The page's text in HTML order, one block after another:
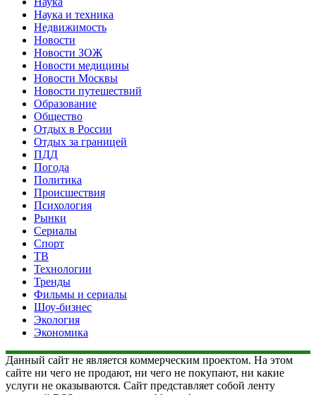
Наука и техника
Недвижимость
Новости
Новости ЗОЖ
Новости медицины
Новости Москвы
Новости путешествий
Образование
Общество
Отдых в России
Отдых за границей
ПДД
Погода
Политика
Происшествия
Психология
Рынки
Сериалы
Спорт
ТВ
Технологии
Тренды
Фильмы и сериалы
Шоу-бизнес
Экология
Экономика
Данный сайт не является коммерческим проектом. На этом
сайте ни чего не продают, ни чего не покупают, ни какие
услуги не оказываются. Сайт представляет собой ленту